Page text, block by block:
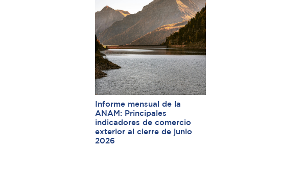
Informe mensual de la
ANAM: Principales
indicadores de comercio
exterior al cierre de junio
2026